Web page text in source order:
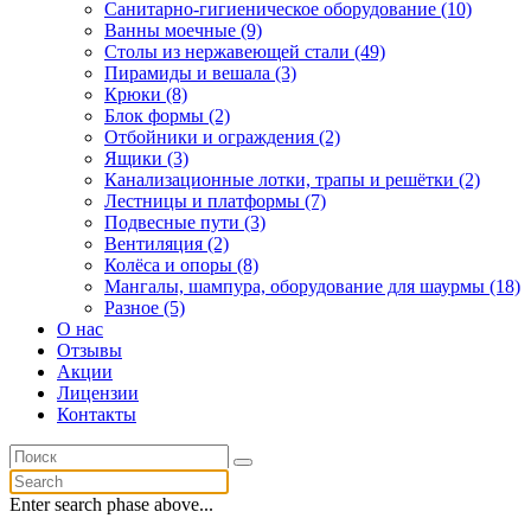
Санитарно-гигиеническое оборудование (10)
Ванны моечные (9)
Столы из нержавеющей стали (49)
Пирамиды и вешала (3)
Крюки (8)
Блок формы (2)
Отбойники и ограждения (2)
Ящики (3)
Канализационные лотки, трапы и решётки (2)
Лестницы и платформы (7)
Подвесные пути (3)
Вентиляция (2)
Колёса и опоры (8)
Мангалы, шампура, оборудование для шаурмы (18)
Разное (5)
О нас
Отзывы
Акции
Лицензии
Контакты
Enter search phase above...